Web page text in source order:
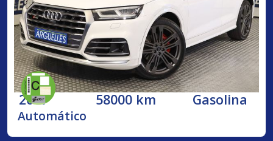
2017 58000 km Gasolina
Automático